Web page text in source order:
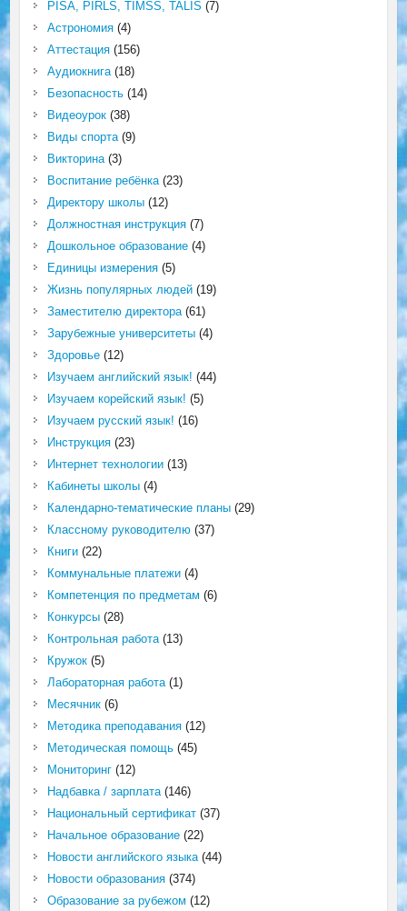
PISA, PIRLS, TIMSS, TALIS (7)
Астрономия(4)
Аттестация(156)
Аудиокнига(18)
Безопасность(14)
Видеоурок(38)
Виды спорта(9)
Викторина(3)
Воспитание ребёнка(23)
Директору школы(12)
Должностная инструкция(7)
Дошкольное образование(4)
Единицы измерения(5)
Жизнь популярных людей(19)
Заместителю директора(61)
Зарубежные университеты(4)
Здоровье(12)
Изучаем английский язык! (44)
Изучаем корейский язык! (5)
Изучаем русский язык! (16)
Инструкция(23)
Интернет технологии(13)
Кабинеты школы(4)
Календарно-тематические планы(29)
Классному руководителю(37)
Книги(22)
Коммунальные платежи(4)
Компетенция по предметам (6)
Конкурсы(28)
Контрольная работа(13)
Кружок(5)
Лабораторная работа(1)
Месячник(6)
Методика преподавания(12)
Методическая помощь(45)
Мониторинг(12)
Надбавка / зарплата(146)
Национальный сертификат(37)
Начальное образование(22)
Новости английского языка(44)
Новости образования(374)
Образование за рубежом (12)